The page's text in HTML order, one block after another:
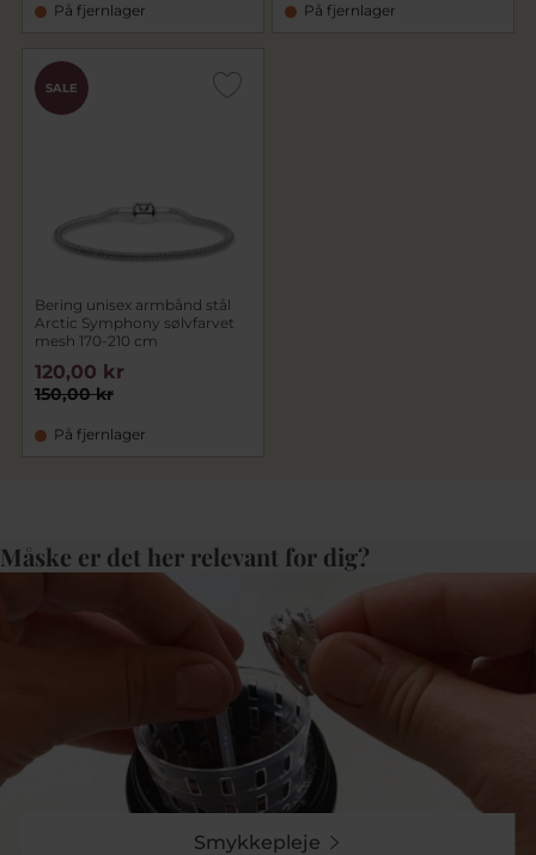
På fjernlager På fjernlager
SALE
Bering unisex armbånd stål
Arctic Symphony sølvfarvet
mesh 170-210 cm
150,00 kr
120,00 kr
På fjernlager
Måske er det her relevant for dig?
Smykkepleje